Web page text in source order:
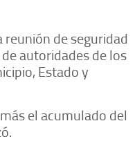
reunión de seguridad
autoridades de los
Estado y
el acumulado del